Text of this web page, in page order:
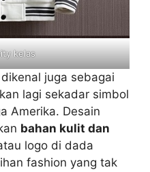
kelas
juga sebagai
lagi sekadar simbol
Amerika. Desain
bahan kulit dan
logo di dada
fashion yang tak